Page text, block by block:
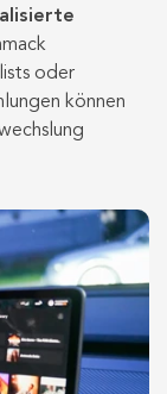
oder
können